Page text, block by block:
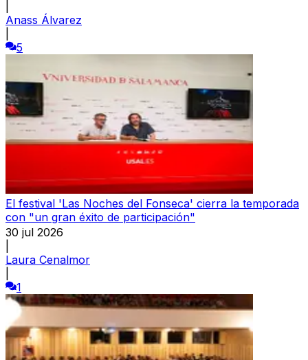
Anass Álvarez
5
El festival 'Las Noches del Fonseca' cierra la temporada
con "un gran éxito de participación"
30 jul 2026
Laura Cenalmor
1